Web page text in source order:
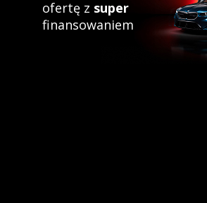
ofertę z super
finansowaniem